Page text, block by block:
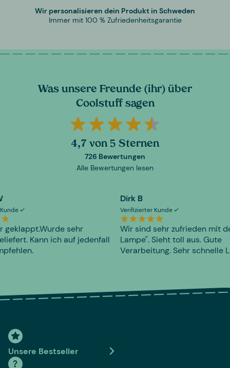
Wir personalisieren dein Produkt in Schweden
Immer mit 100 % Zufriedenheitsgarantie
Was unsere Freunde (ihr) über
Coolstuff sagen
4,7 von 5 Sternen
726 Bewertungen
Alle Bewertungen lesen
geklappt.Wurde sehr
Kann ich auf jedenfall
Dirk B
Verifizierter Kunde
Wir sind sehr zufrieden mit
Lampe". Sieht toll aus. Gute
Verarbeitung. Sehr schnelle
Unsere Bestseller